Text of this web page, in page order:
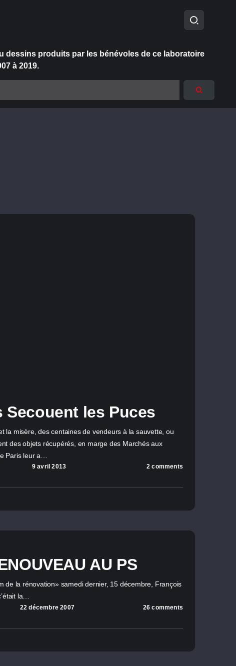
dessins produits par les bénévoles de ce laboratoire
à 2019.
Secouent les Puces
la misère, des centaines de vendeurs à la sauvette, ou
des objets récupérés, en marge des Marchés aux
Paris leur a…
9 avril 2013 2 comments
AU PS
de la rénovation» samedi dernier, 15 décembre, François
la…
22 décembre 2007 26 comments